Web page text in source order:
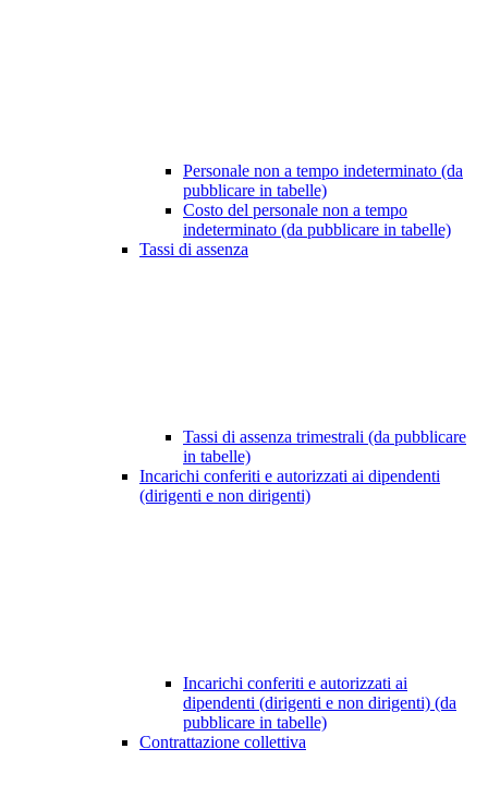
Personale non a tempo indeterminato (da
pubblicare in tabelle)
Costo del personale non a tempo
indeterminato (da pubblicare in tabelle)
Tassi di assenza
Tassi di assenza trimestrali (da pubblicare
in tabelle)
Incarichi conferiti e autorizzati ai dipendenti
(dirigenti e non dirigenti)
Incarichi conferiti e autorizzati ai
dipendenti (dirigenti e non dirigenti) (da
pubblicare in tabelle)
Contrattazione collettiva